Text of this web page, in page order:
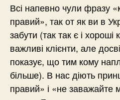
Всі напевно чули фразу
правий», так от як ви в
забути (так так є і хороші
важливі клієнти, але
показує, що тим кому
більше). В нас діють
правий» і «не заважайте